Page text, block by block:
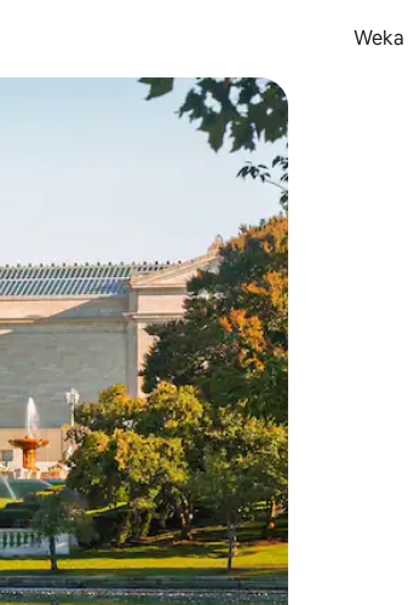
kwa kugusa au kutelezesha kidole kwenye